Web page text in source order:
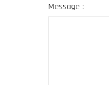
Message :